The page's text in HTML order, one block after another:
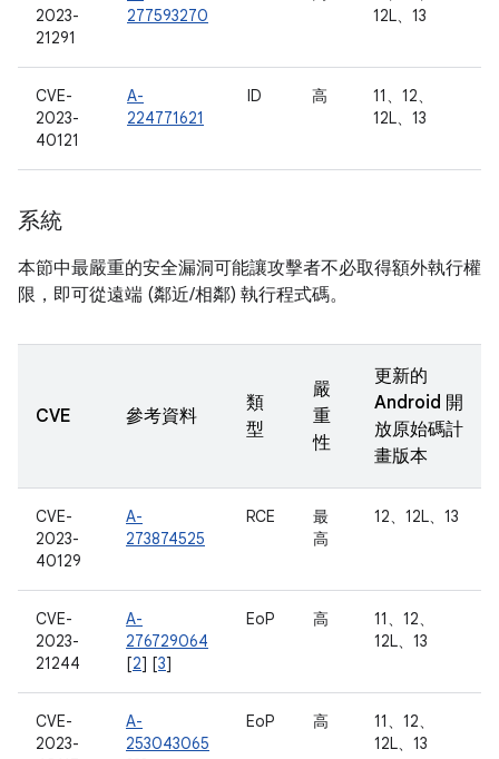
2023-
21291
277593270
12L、13
CVE-
2023-
40121
A-
224771621
ID 高
11、12、
12L、13
系統
本節中最嚴重的安全漏洞可能讓攻擊者不必取得額外執行權
限，即可從遠端 (鄰近/相鄰) 執行程式碼。
CVE 參考資料
類
型
嚴
重
性
更新的
Android 開
放原始碼計
畫版本
CVE-
2023-
40129
A-
273874525
RCE
最
高
12、12L、13
CVE-
2023-
21244
A-
276729064
[2] [3]
EoP 高
11、12、
12L、13
CVE-
2023-
A-
253043065
EoP 高
11、12、
12L、13